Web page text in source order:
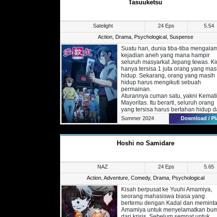
memberikan kebahagiaan kepada
Tasuuketsu
Satelight 24 Eps
5.54
Action, Drama, Psychological, Suspense
Suatu hari, dunia tiba-tiba
kejadian aneh yang mana hampir
seluruh masyarkat Jepang tewas.
hanya tersisa 1 juta orang yang
hidup. Sekarang, orang yang masih
hidup harus mengikuti sebuah
permainan.
Aturannya cuman satu, yakni
Mayoritas. Itu berarti, seluruh orang
yang tersisa harus bertahan hidup
melawan kekuatan yang nantinya
mengubah takdir mereka.
Summer 2024 Download /
Hoshi no Samidare
NAZ 24 Eps
5.65
Action, Adventure, Comedy, Drama, Psychological
Kisah berpusat ke Yuuhi Amamiya,
seorang mahasiswa biasa yang
bertemu dengan Kadal dan
Amamiya untuk menyelamatkan